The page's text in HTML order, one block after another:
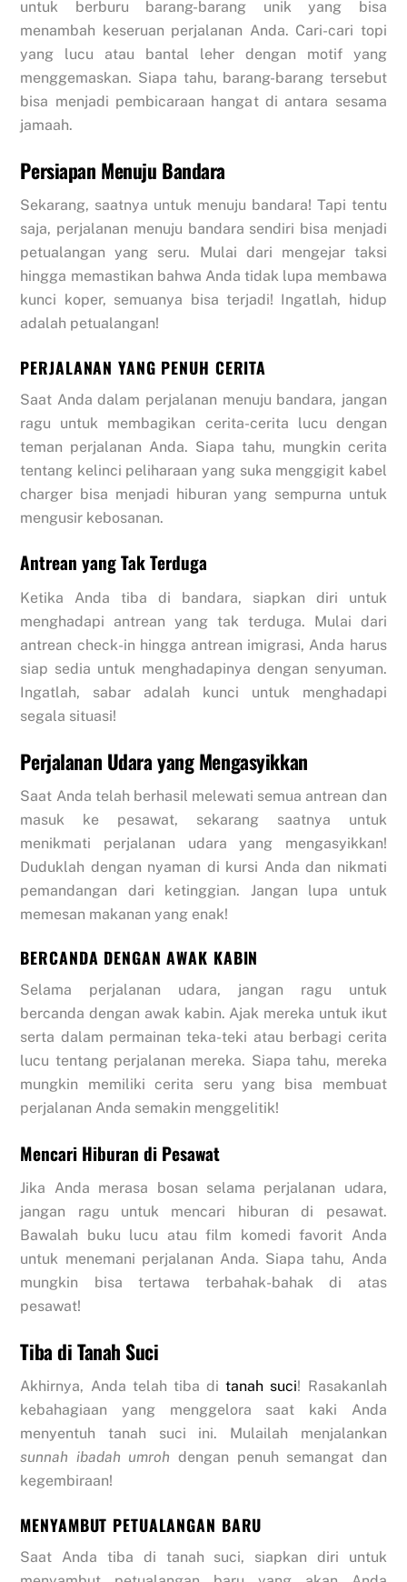
untuk berburu barang-barang unik yang bisa
menambah keseruan perjalanan Anda. Cari-cari topi
yang lucu atau bantal leher dengan motif yang
menggemaskan. Siapa tahu, barang-barang tersebut
bisa menjadi pembicaraan hangat di antara sesama
jamaah.
Persiapan Menuju Bandara
Sekarang, saatnya untuk menuju bandara! Tapi tentu
saja, perjalanan menuju bandara sendiri bisa menjadi
petualangan yang seru. Mulai dari mengejar taksi
hingga memastikan bahwa Anda tidak lupa membawa
kunci koper, semuanya bisa terjadi! Ingatlah, hidup
adalah petualangan!
PERJALANAN YANG PENUH CERITA
Saat Anda dalam perjalanan menuju bandara, jangan
ragu untuk membagikan cerita-cerita lucu dengan
teman perjalanan Anda. Siapa tahu, mungkin cerita
tentang kelinci peliharaan yang suka menggigit kabel
charger bisa menjadi hiburan yang sempurna untuk
mengusir kebosanan.
Antrean yang Tak Terduga
Ketika Anda tiba di bandara, siapkan diri untuk
menghadapi antrean yang tak terduga. Mulai dari
antrean check-in hingga antrean imigrasi, Anda harus
siap sedia untuk menghadapinya dengan senyuman.
Ingatlah, sabar adalah kunci untuk menghadapi
segala situasi!
Perjalanan Udara yang Mengasyikkan
Saat Anda telah berhasil melewati semua antrean dan
masuk ke pesawat, sekarang saatnya untuk
menikmati perjalanan udara yang mengasyikkan!
Duduklah dengan nyaman di kursi Anda dan nikmati
pemandangan dari ketinggian. Jangan lupa untuk
memesan makanan yang enak!
BERCANDA DENGAN AWAK KABIN
Selama perjalanan udara, jangan ragu untuk
bercanda dengan awak kabin. Ajak mereka untuk ikut
serta dalam permainan teka-teki atau berbagi cerita
lucu tentang perjalanan mereka. Siapa tahu, mereka
mungkin memiliki cerita seru yang bisa membuat
perjalanan Anda semakin menggelitik!
Mencari Hiburan di Pesawat
Jika Anda merasa bosan selama perjalanan udara,
jangan ragu untuk mencari hiburan di pesawat.
Bawalah buku lucu atau film komedi favorit Anda
untuk menemani perjalanan Anda. Siapa tahu, Anda
mungkin bisa tertawa terbahak-bahak di atas
pesawat!
Tiba di Tanah Suci
Akhirnya, Anda telah tiba ditanah suci! Rasakanlah
kebahagiaan yang menggelora saat kaki Anda
menyentuh tanah suci ini. Mulailah menjalankan
sunnah ibadah umroh dengan penuh semangat dan
kegembiraan!
MENYAMBUT PETUALANGAN BARU
Saat Anda tiba di tanah suci, siapkan diri untuk